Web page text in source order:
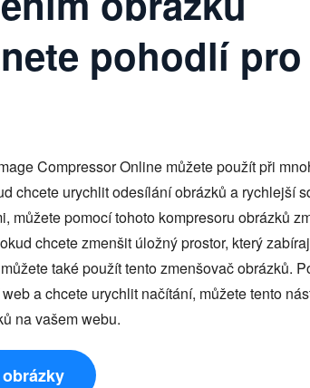
pohodlí pro
Compressor Online můžete použít při
chcete urychlit odesílání obrázků a rychlejší
můžete pomocí tohoto kompresoru obrázků
chcete zmenšit úložný prostor, který
také použít tento zmenšovač obrázků.
a chcete urychlit načítání, můžete tento
na vašem webu.